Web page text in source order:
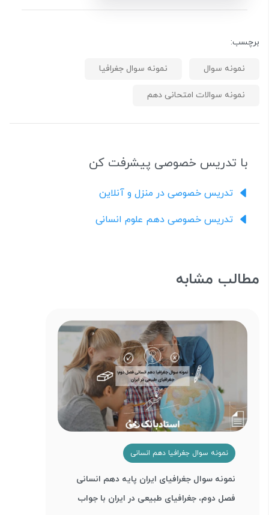
برچسب:
نمونه سوال نمونه سوال جغرافیا
نمونه سوالات امتحانی دهم
با تدریس خصوصی پیشرفت کن
تدریس خصوصی در منزل و آنلاین
تدریس خصوصی دهم علوم انسانی
مطالب مشابه
نمونه سوال جغرافیا دهم انسانی
نمونه سوال جغرافیای ایران پایه دهم انسانی
فصل دوم، جغرافیای طبیعی در ایران با جواب